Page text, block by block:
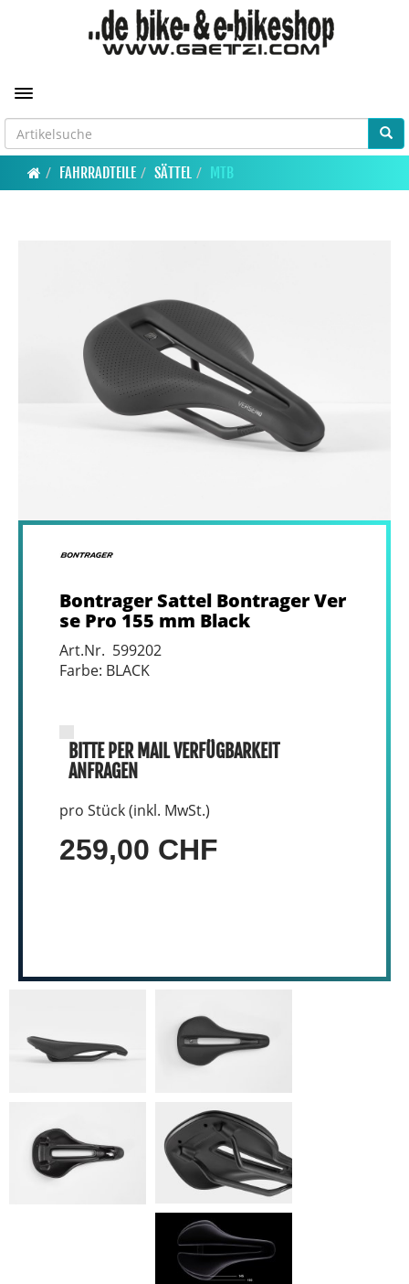
Toggle navigation
FAHRRADTEILE SÄTTEL MTB
Bontrager Sattel Bontrager Ver
se Pro 155 mm Black
Art.Nr. 599202
Farbe: BLACK
BITTE PER MAIL VERFÜGBARKEIT
ANFRAGEN
pro Stück (inkl. MwSt.)
259,00 CHF